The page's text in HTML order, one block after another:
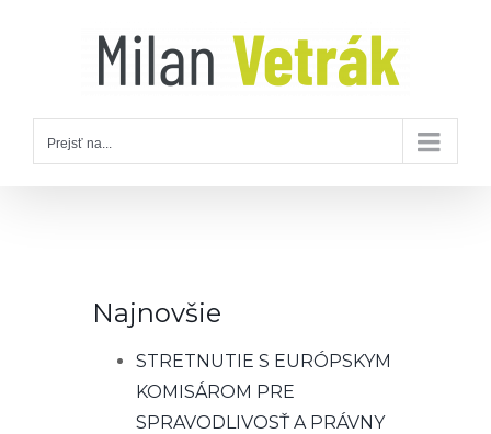
Prejsť na...
Najnovšie
STRETNUTIE S EURÓPSKYM
KOMISÁROM PRE
SPRAVODLIVOSŤ A PRÁVNY